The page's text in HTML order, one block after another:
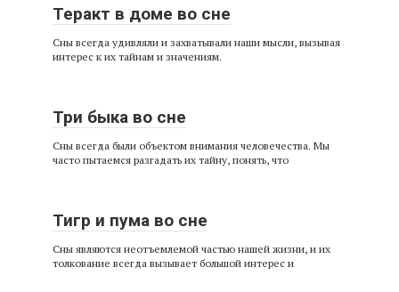
Теракт в доме во сне
Сны всегда удивляли и захватывали наши мысли, вызывая
интерес к их тайнам и значениям.
Три быка во сне
Сны всегда были объектом внимания человечества. Мы
часто пытаемся разгадать их тайну, понять, что
Тигр и пума во сне
Сны являются неотъемлемой частью нашей жизни, и их
толкование всегда вызывает большой интерес и